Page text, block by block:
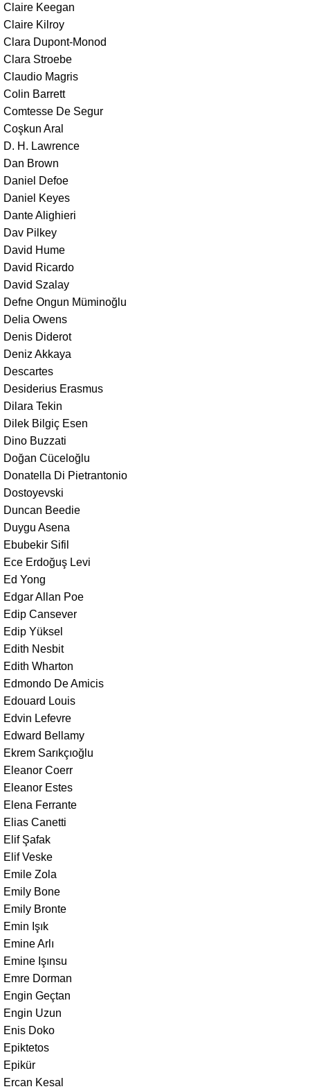
Claire Keegan
Claire Kilroy
Clara Dupont-Monod
Clara Stroebe
Claudio Magris
Colin Barrett
Comtesse De Segur
Coşkun Aral
D. H. Lawrence
Dan Brown
Daniel Defoe
Daniel Keyes
Dante Alighieri
Dav Pilkey
David Hume
David Ricardo
David Szalay
Defne Ongun Müminoğlu
Delia Owens
Denis Diderot
Deniz Akkaya
Descartes
Desiderius Erasmus
Dilara Tekin
Dilek Bilgiç Esen
Dino Buzzati
Doğan Cüceloğlu
Donatella Di Pietrantonio
Dostoyevski
Duncan Beedie
Duygu Asena
Ebubekir Sifil
Ece Erdoğuş Levi
Ed Yong
Edgar Allan Poe
Edip Cansever
Edip Yüksel
Edith Nesbit
Edith Wharton
Edmondo De Amicis
Edouard Louis
Edvin Lefevre
Edward Bellamy
Ekrem Sarıkçıoğlu
Eleanor Coerr
Eleanor Estes
Elena Ferrante
Elias Canetti
Elif Şafak
Elif Veske
Emile Zola
Emily Bone
Emily Bronte
Emin Işık
Emine Arlı
Emine Işınsu
Emre Dorman
Engin Geçtan
Engin Uzun
Enis Doko
Epiktetos
Epikür
Ercan Kesal